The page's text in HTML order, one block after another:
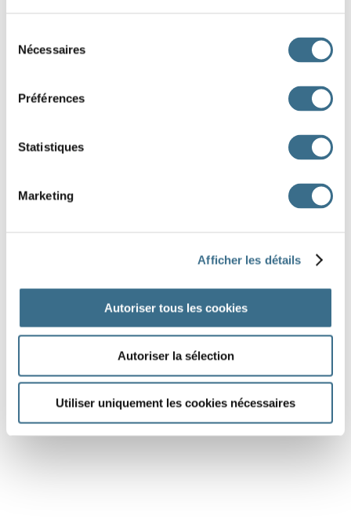
Nécessaires
Préférences
Statistiques
Marketing
Afficher les détails
Autoriser tous les cookies
Autoriser la sélection
Utiliser uniquement les cookies nécessaires
cœur rouge